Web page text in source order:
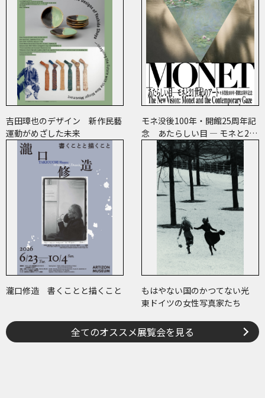
吉田璋也のデザイン 新作民藝
運動がめざした未来
モネ没後100年・開館25周年記
念 あたらしい目 ― モネと21
世紀のアート
瀧口修造 書くことと描くこと
もはやない国のかつてない光
東ドイツの女性写真家たち
全てのオススメ展覧会を見る